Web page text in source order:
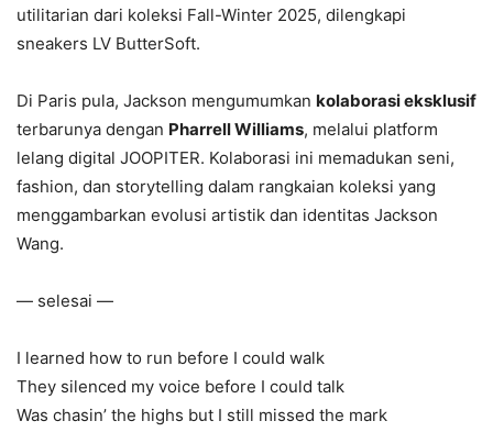
utilitarian dari koleksi Fall-Winter 2025, dilengkapi
sneakers LV ButterSoft.
Di Paris pula, Jackson mengumumkan kolaborasi eksklusif
terbarunya dengan Pharrell Williams, melalui platform
lelang digital JOOPITER. Kolaborasi ini memadukan seni,
fashion, dan storytelling dalam rangkaian koleksi yang
menggambarkan evolusi artistik dan identitas Jackson
Wang.
— selesai —
I learned how to run before I could walk
They silenced my voice before I could talk
Was chasin’ the highs but I still missed the mark